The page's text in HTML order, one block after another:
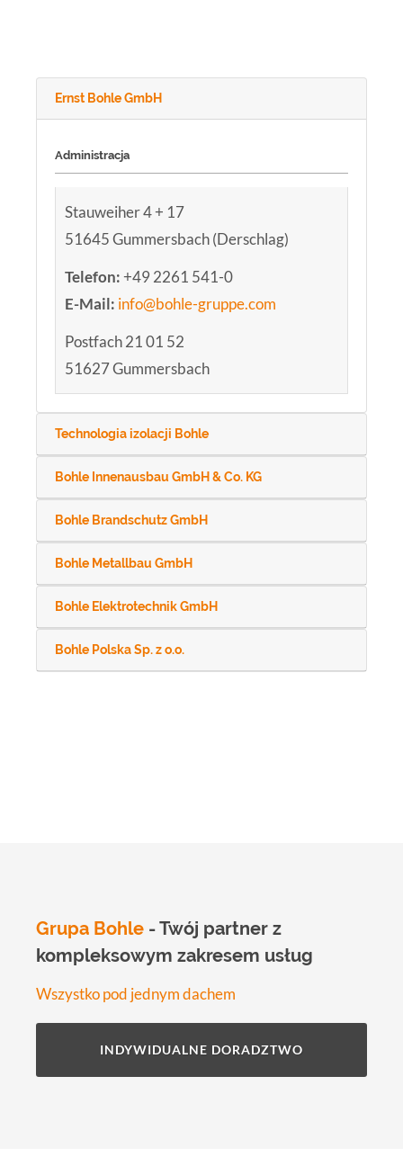
Ernst Bohle GmbH
Administracja
Stauweiher 4 + 17
51645 Gummersbach (Derschlag)
Telefon:+49 2261 541-0
E-Mail: info@bohle-gruppe.com
Postfach 21 01 52
51627 Gummersbach
Technologia izolacji Bohle
Bohle Innenausbau GmbH & Co. KG
Bohle Brandschutz GmbH
Bohle Metallbau GmbH
Bohle Elektrotechnik GmbH
Bohle Polska Sp. z o.o.
Grupa Bohle - Twój partner z
kompleksowym zakresem usług
Wszystko pod jednym dachem
INDYWIDUALNE DORADZTWO